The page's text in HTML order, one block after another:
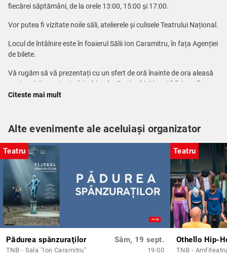
fiecărei săptămâni, de la orele 13:00, 15:00 și 17:00.
Vor putea fi vizitate noile săli, atelierele și culisele Teatrului Național.
Locul de întâlnire este în foaierul Sălii Ion Caramitru, în fața Agenției
de bilete.
Vă rugăm să vă prezentați cu un sfert de oră înainte de ora aleasă
pentru vizitarea teatrului, chiar dacă ați achiziționat bilete online.
Pe baza unei solicitări telefonice prealabile între orele 10.00 – 14.00
la nr. 0744 633 188 (dl. Ionuț Corpaci) poate fi programat un tur
ghidat în limba engleză.
Citeste mai mult
Alte evenimente ale aceluiași organizator
Teatru
Pădurea spânzuraţilor
TNB - Sala "Ion Caramitru"
Sâm, 19 sept.
19:00
Teatru
Othello Hip-
TNB -